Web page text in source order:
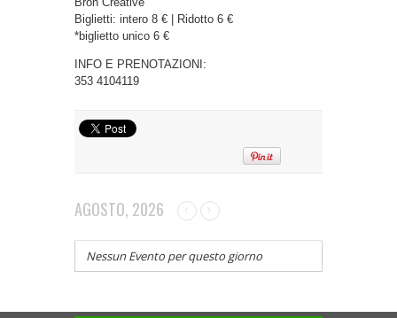
Biglietti: intero 8 € | Ridotto 6 €
*biglietto unico 6 €
INFO E PRENOTAZIONI:
353 4104119
AGOSTO, 2026
Nessun Evento per questo giorno